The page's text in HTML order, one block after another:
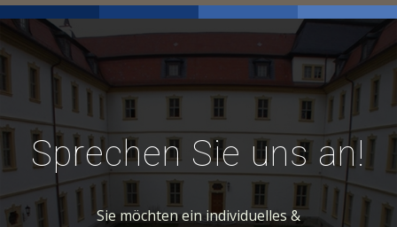
Sprechen Sie uns an!
Sie möchten ein individuelles &